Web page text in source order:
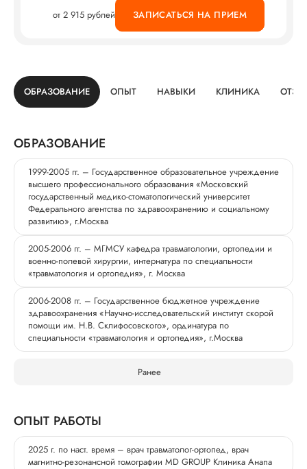
от 2 915 рублей ЗАПИСАТЬСЯ НА ПРИЕМ
ОБРАЗОВАНИЕ ОПЫТ НАВЫКИ КЛИНИКА
ОБРАЗОВАНИЕ
1999-2005 гг. – Государственное образовательное учреждение
высшего профессионального образования «Московский
государственный медико-стоматологический университет
Федерального агентства по здравоохранению и социальному
развитию», г.Москва
2005-2006 гг. – МГМСУ кафедра травматологии, ортопедии и
военно-полевой хирургии, интернатура по специальности
«травматология и ортопедия», г. Москва
2006-2008 гг. – Государственное бюджетное учреждение
здравоохранения «Научно-исследовательский институт скорой
помощи им. Н.В. Склифосовского», ординатура по
специальности «травматология и ортопедия», г.Москва
Ранее
ОПЫТ РАБОТЫ
2025 г. по наст. время – врач травматолог-ортопед, врач
магнитно-резонансной томографии MD GROUP Клиника Анапа